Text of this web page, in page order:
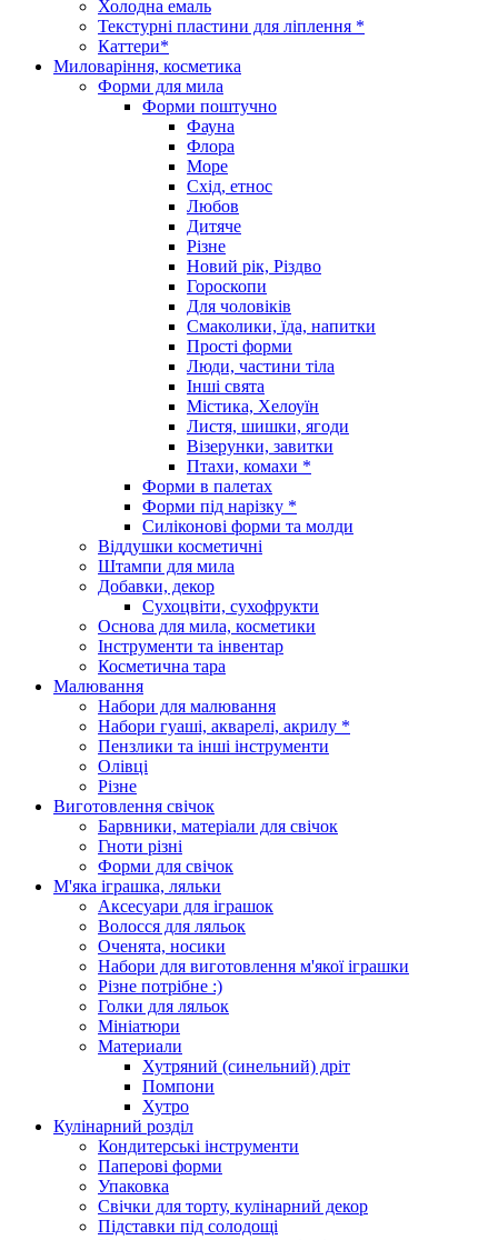
Холодна емаль
Текстурні пластини для ліплення *
Каттери*
Миловаріння, косметика
Форми для мила
Форми поштучно
Фауна
Флора
Море
Схід, етнос
Любов
Дитяче
Різне
Новий рік, Різдво
Гороскопи
Для чоловіків
Смаколики, їда, напитки
Прості форми
Люди, частини тіла
Інші свята
Містика, Хелоуїн
Листя, шишки, ягоди
Візерунки, завитки
Птахи, комахи *
Форми в палетах
Форми під нарізку *
Силіконові форми та молди
Віддушки косметичні
Штампи для мила
Добавки, декор
Сухоцвіти, сухофрукти
Основа для мила, косметики
Інструменти та інвентар
Косметична тара
Малювання
Набори для малювання
Набори гуаші, акварелі, акрилу *
Пензлики та інші інструменти
Олівці
Різне
Виготовлення свічок
Барвники, матеріали для свічок
Гноти різні
Форми для свічок
М'яка іграшка, ляльки
Аксесуари для іграшок
Волосся для ляльок
Оченята, носики
Набори для виготовлення м'якої іграшки
Різне потрібне :)
Голки для ляльок
Мініатюри
Материали
Хутряний (синельний) дріт
Помпони
Хутро
Кулінарний розділ
Кондитерські інструменти
Паперові форми
Упаковка
Свічки для торту, кулінарний декор
Підставки під солодощі